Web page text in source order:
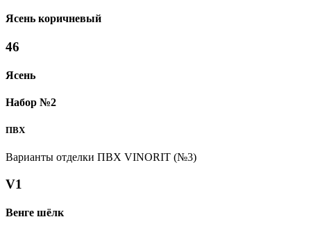
Ясень коричневый
46
Ясень
Набор №2
ПВХ
Варианты отделки ПВХ VINORIT (№3)
V1
Венге шёлк